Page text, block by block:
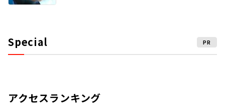
Special PR
アクセスランキング